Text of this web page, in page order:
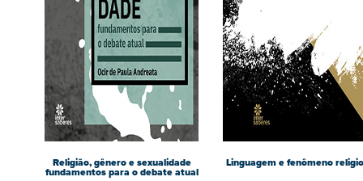
Religião, gênero e sexualidade
fundamentos para o debate atual
Linguagem e fenômeno